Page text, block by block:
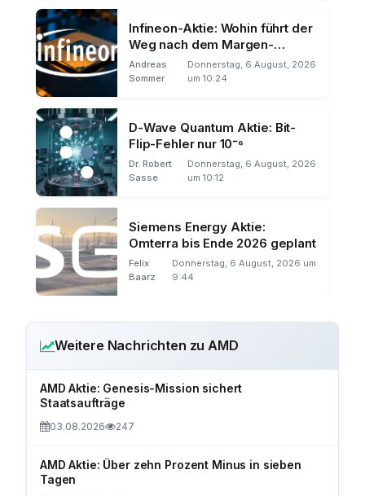
Infineon-Aktie: Wohin führt der
Weg nach dem Margen-
Schock?
Andreas
Sommer
Donnerstag, 6 August, 2026
um 10:24
D-Wave Quantum Aktie: Bit-
Flip-Fehler nur 10⁻⁶
Dr. Robert
Sasse
Donnerstag, 6 August, 2026
um 10:12
Siemens Energy Aktie:
Omterra bis Ende 2026 geplant
Felix
Baarz
Donnerstag, 6 August, 2026 um
9:44
Weitere Nachrichten zu AMD
AMD Aktie: Genesis-Mission sichert
Staatsaufträge
03.08.2026 247
AMD Aktie: Über zehn Prozent Minus in sieben
Tagen